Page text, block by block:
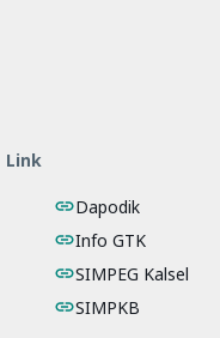
Link
Dapodik
Info GTK
SIMPEG Kalsel
SIMPKB